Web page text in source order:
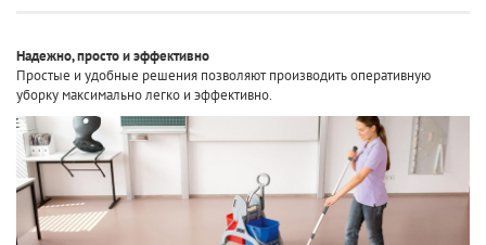
Надежно, просто и эффективно
Простые и удобные решения позволяют производить оперативную
уборку максимально легко и эффективно.